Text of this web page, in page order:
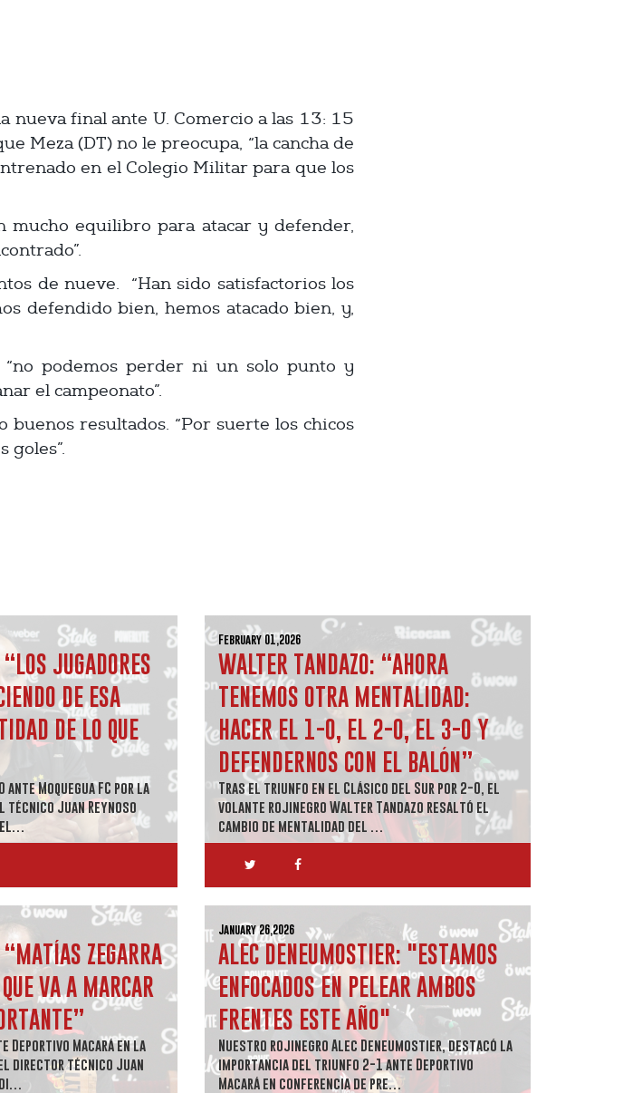
nueva final ante U. Comercio a las 13: 15
Meza (DT) no le preocupa, “la cancha de
en el Colegio Militar para que los
mucho equilibro para atacar y defender,
de nueve. “Han sido satisfactorios los
defendido bien, hemos atacado bien, y,
podemos perder ni un solo punto y
el campeonato”.
resultados. “Por suerte los chicos
goles”.
JUGADORES
DE ESA
DE LO QUE
ante Moquegua FC por la
técnico Juan Reynoso
el…
February 01,2026
WALTER TANDAZO: “AHORA
TENEMOS OTRA MENTALIDAD:
HACER EL 1-0, EL 2-0, EL 3-0 Y
DEFENDERNOS CON EL BALÓN”
Tras el triunfo en el Clásico del Sur por 2-0, el
volante rojinegro Walter Tandazo resaltó el
cambio de mentalidad del …
ZEGARRA
VA A MARCAR
Macará en la
director técnico Juan
January 26,2026
ALEC DENEUMOSTIER: "ESTAMOS
ENFOCADOS EN PELEAR AMBOS
FRENTES ESTE AÑO"
Nuestro rojinegro Alec Deneumostier, destacó la
importancia del triunfo 2-1 ante Deportivo
Macará en conferencia de pre…